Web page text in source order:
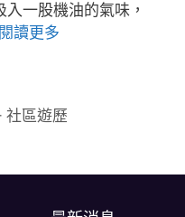
一股機油的氣味，
閱讀更多
社區遊歷